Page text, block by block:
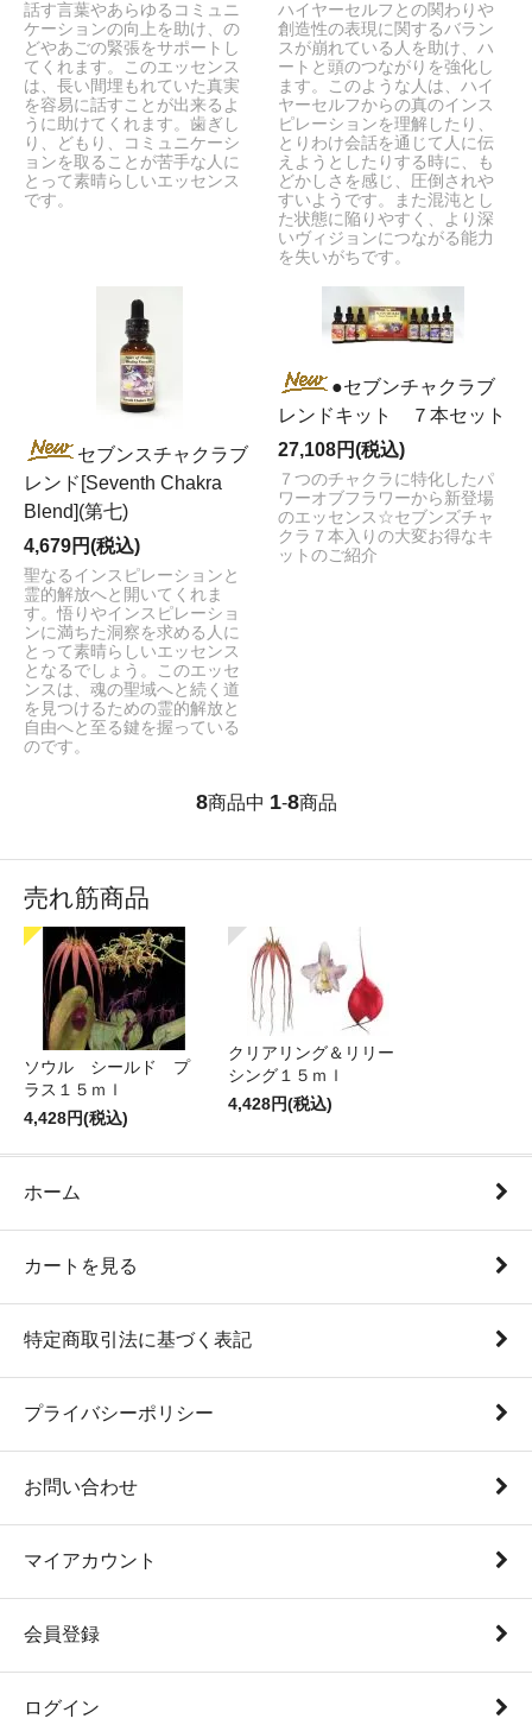
話す言葉やあらゆるコミュニ
ケーションの向上を助け、の
どやあごの緊張をサポートし
てくれます。このエッセンス
は、長い間埋もれていた真実
を容易に話すことが出来るよ
うに助けてくれます。歯ぎし
り、どもり、コミュニケーシ
ョンを取ることが苦手な人に
とって素晴らしいエッセンス
です。
ハイヤーセルフとの関わりや
創造性の表現に関するバラン
スが崩れている人を助け、ハ
ートと頭のつながりを強化し
ます。このような人は、ハイ
ヤーセルフからの真のインス
ピレーションを理解したり、
とりわけ会話を通じて人に伝
えようとしたりする時に、も
どかしさを感じ、圧倒されや
すいようです。また混沌とし
た状態に陥りやすく、より深
いヴィジョンにつながる能力
を失いがちです。
セブンスチャクラブ
レンド[Seventh Chakra
Blend](第七)
4,679円(税込)
聖なるインスピレーションと
霊的解放へと開いてくれま
す。悟りやインスピレーショ
ンに満ちた洞察を求める人に
とって素晴らしいエッセンス
となるでしょう。このエッセ
ンスは、魂の聖域へと続く道
を見つけるための霊的解放と
自由へと至る鍵を握っている
のです。
●セブンチャクラブ
レンドキット ７本セット
27,108円(税込)
７つのチャクラに特化したパ
ワーオブフラワーから新登場
のエッセンス☆セブンズチャ
クラ７本入りの大変お得なキ
ットのご紹介
8商品中 1-8商品
売れ筋商品
ソウル シールド プ
ラス１５ｍｌ
4,428円(税込)
クリアリング＆リリー
シング１５ｍｌ
4,428円(税込)
ホーム
カートを見る
特定商取引法に基づく表記
プライバシーポリシー
お問い合わせ
マイアカウント
会員登録
ログイン